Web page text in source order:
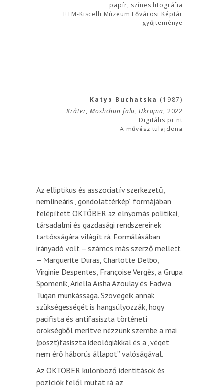
papír, színes litográfia
BTM-Kiscelli Múzeum Fővárosi Képtár
gyűjteménye
Katya Buchatska (1987)
Kráter, Moshchun falu, Ukrajna, 2022
Digitális print
A művész tulajdona
Az elliptikus és asszociatív szerkezetű,
nemlineáris „gondolattérkép” formájában
felépített OKTÓBER az elnyomás politikai,
társadalmi és gazdasági rendszereinek
tartósságára világít rá. Formálásában
irányadó volt – számos más szerző mellett
– Marguerite Duras, Charlotte Delbo,
Virginie Despentes, Françoise Vergès, a Grupa
Spomenik, Ariella Aïsha Azoulay és Fadwa
Tuqan munkássága. Szövegeik annak
szükségességét is hangsúlyozzák, hogy
pacifista és antifasiszta történeti
örökségből merítve nézzünk szembe a mai
(poszt)fasiszta ideológiákkal és a „véget
nem érő háborús állapot” valóságával.
Az OKTÓBER különböző identitások és
pozíciók felől mutat rá az